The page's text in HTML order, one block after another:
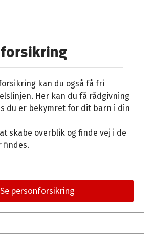
kan du også få fri
Her kan du få rådgivning
du er bekymret for dit barn i din
skabe overblik og finde vej i de
findes.
Se personforsikring